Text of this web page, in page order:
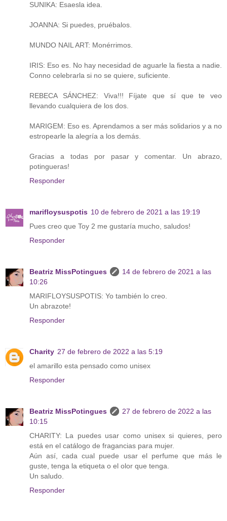
SUNIKA: Esaesla idea.
JOANNA: Si puedes, pruébalos.
MUNDO NAIL ART: Monérrimos.
IRIS: Eso es. No hay necesidad de aguarle la fiesta a nadie.
Conno celebrarla si no se quiere, suficiente.
REBECA SÁNCHEZ: Viva!!! Fíjate que sí que te veo
llevando cualquiera de los dos.
MARIGEM: Eso es. Aprendamos a ser más solidarios y a no
estropearle la alegría a los demás.
Gracias a todas por pasar y comentar. Un abrazo,
potingueras!
Responder
marifloysuspotis 10 de febrero de 2021 a las 19:19
Pues creo que Toy 2 me gustaría mucho, saludos!
Responder
Beatriz MissPotingues
14 de febrero de 2021 a las
10:26
MARIFLOYSUSPOTIS: Yo también lo creo.
Un abrazote!
Responder
Charity 27 de febrero de 2022 a las 5:19
el amarillo esta pensado como unisex
Responder
Beatriz MissPotingues
27 de febrero de 2022 a las
10:15
CHARITY: La puedes usar como unisex si quieres, pero
está en el catálogo de fragancias para mujer.
Aún así, cada cual puede usar el perfume que más le
guste, tenga la etiqueta o el olor que tenga.
Un saludo.
Responder